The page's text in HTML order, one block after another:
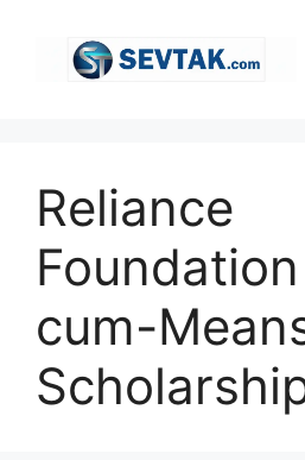
Reliance
cum-